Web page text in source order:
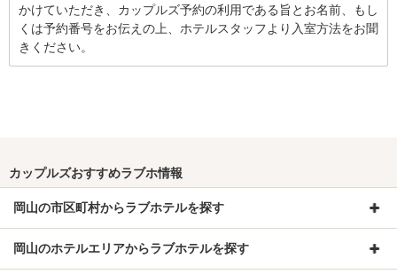
かけていただき、カップルズ予約の利用である旨とお名前、もし
くは予約番号をお伝えの上、ホテルスタッフより入室方法をお聞
きください。
カップルズおすすめラブホ情報
岡山の市区町村からラブホテルを探す
岡山のホテルエリアからラブホテルを探す